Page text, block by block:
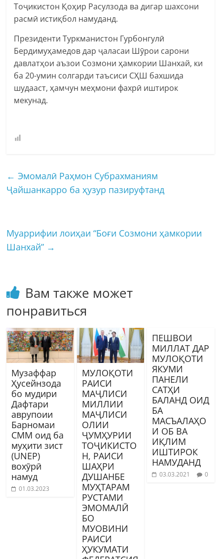
Тоҷикистон Қоҳир Расулзода ва дигар шахсони
расмӣ истиқбол намуданд.
Президенти Туркманистон Гурбонгулӣ
Бердимуҳамедов дар ҷаласаи Шӯрои сарони
давлатҳои аъзои Созмони ҳамкории Шанхай, ки
ба 20-умин солгарди таъсиси СҲШ бахшида
шудааст, ҳамчун меҳмони фахрӣ иштирок
мекунад.
← Эмомалӣ Раҳмон Субрахманиям
Ҷайшанкарро ба ҳузур пазируфтанд
Муаррифии лоиҳаи “Боғи Созмони ҳамкории
Шанхай” →
Вам также может
понравиться
Музаффар
Ҳусейнзода
бо мудири
Дафтари
аврупоии
Барномаи
СММ оид ба
муҳити зист
(UNEP)
вохӯрӣ
намуд
01.03.2023
МУЛОҚОТИ
РАИСИ
МАҶЛИСИ
МИЛЛИИ
МАҶЛИСИ
ОЛИИ
ҶУМҲУРИИ
ТОҶИКИСТО
Н, РАИСИ
ШАҲРИ
ДУШАНБЕ
МУҲТАРАМ
РУСТАМИ
ЭМОМАЛӢ
БО
МУОВИНИ
РАИСИ
ҲУКУМАТИ
ПЕШВОИ
МИЛЛАТ ДАР
МУЛОҚОТИ
ЯКУМИ
ПАНЕЛИ
САТҲИ
БАЛАНД ОИД
БА
МАСЪАЛАҲО
И ОБ ВА
ИҚЛИМ
ИШТИРОК
НАМУДАНД
03.03.2021 0